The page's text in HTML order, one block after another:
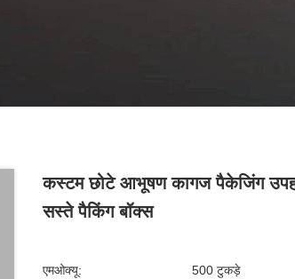
कस्टम छोटे आभूषण कागज पैकेजिंग
सस्ते पैकिंग बॉक्स
एमओक्यू: 500 टुकड़े